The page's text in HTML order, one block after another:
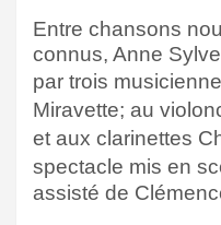
Entre chansons
connus, Anne
par trois
Miravette; au
et aux clarinettes
spectacle mis en
assisté de